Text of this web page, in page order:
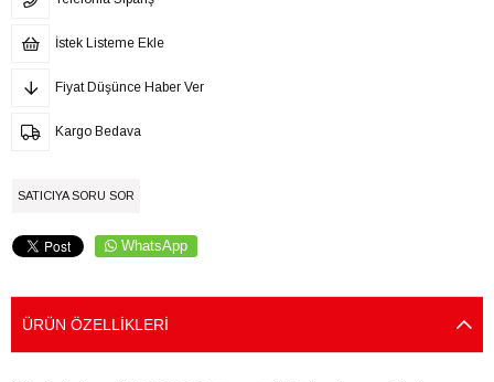
İstek Listeme Ekle
Fiyat Düşünce Haber Ver
Kargo Bedava
SATICIYA SORU SOR
WhatsApp
ÜRÜN ÖZELLIKLERI